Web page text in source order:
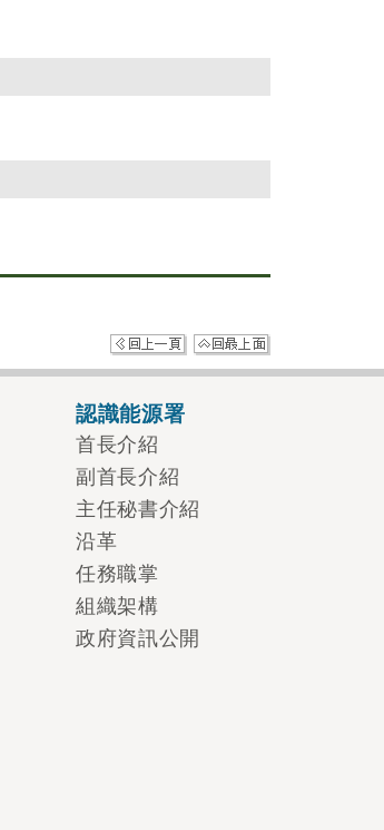
認識能源署
首長介紹
副首長介紹
主任秘書介紹
沿革
任務職掌
組織架構
政府資訊公開